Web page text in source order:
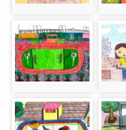
photo-
605
photo-
606
photo-
607
photo-
608